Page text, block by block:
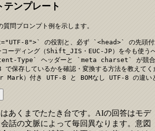
ンプレート
問プロンプト例を示します。
8">` の役割と、必ず `<head>` の先頭付近
ーディング（Shift_JIS・EUC-JP）を今も使う
Type` ヘッダーと `meta charset` が競合し
保存しているかを確認・変換する方法を教えてく
）付き UTF-8 と BOMなし UTF-8 の違いと
あくまでたたき台です。AIの回答はモデ
話の文脈によって毎回異なります。意図